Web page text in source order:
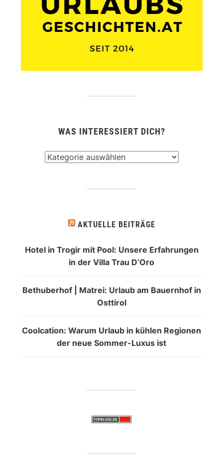
WAS INTERESSIERT DICH?
AKTUELLE BEITRÄGE
Hotel in Trogir mit Pool: Unsere Erfahrungen
in der Villa Trau D’Oro
Bethuberhof | Matrei: Urlaub am Bauernhof in
Osttirol
Coolcation: Warum Urlaub in kühlen Regionen
der neue Sommer-Luxus ist